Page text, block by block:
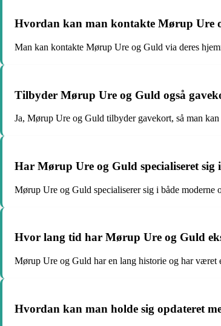
Hvordan kan man kontakte Mørup Ure
Man kan kontakte Mørup Ure og Guld via deres
Tilbyder Mørup Ure og Guld også
Ja, Mørup Ure og Guld tilbyder gavekort, så man
Har Mørup Ure og Guld specialiseret sig
Mørup Ure og Guld specialiserer sig i både
Hvor lang tid har Mørup Ure og Guld
Mørup Ure og Guld har en lang historie og har været
Hvordan kan man holde sig opdateret